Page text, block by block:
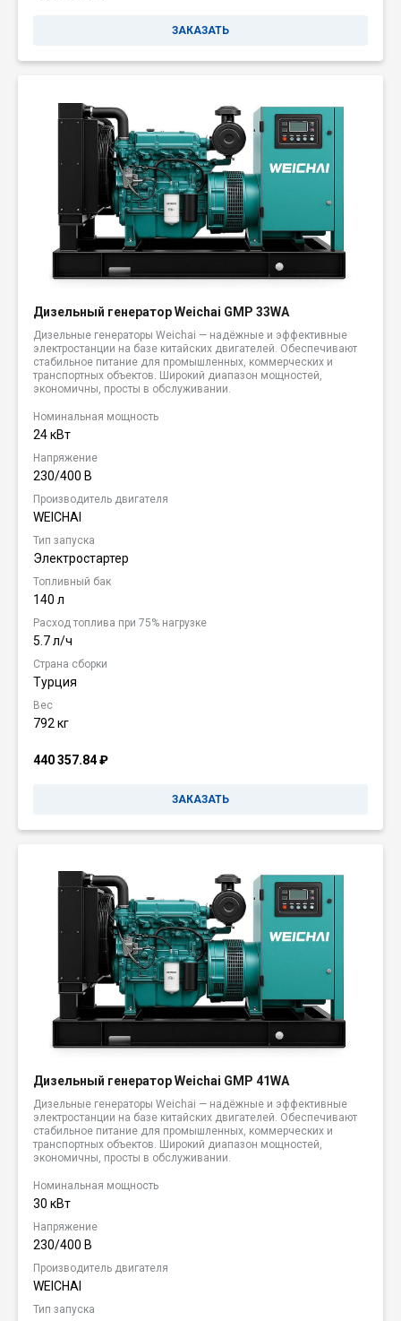
ЗАКАЗАТЬ
Дизельный генератор Weichai GMP 33WA
Дизельные генераторы Weichai — надёжные и эффективные
электростанции на базе китайских двигателей. Обеспечивают
стабильное питание для промышленных, коммерческих и
транспортных объектов. Широкий диапазон мощностей,
экономичны, просты в обслуживании.
Номинальная мощность
24 кВт
Напряжение
230/400 В
Производитель двигателя
WEICHAI
Тип запуска
Электростартер
Топливный бак
140 л
Расход топлива при 75% нагрузке
5.7 л/ч
Страна сборки
Турция
Вес
792 кг
440 357.84₽
ЗАКАЗАТЬ
Дизельный генератор Weichai GMP 41WA
Дизельные генераторы Weichai — надёжные и эффективные
электростанции на базе китайских двигателей. Обеспечивают
стабильное питание для промышленных, коммерческих и
транспортных объектов. Широкий диапазон мощностей,
экономичны, просты в обслуживании.
Номинальная мощность
30 кВт
Напряжение
230/400 В
Производитель двигателя
WEICHAI
Тип запуска